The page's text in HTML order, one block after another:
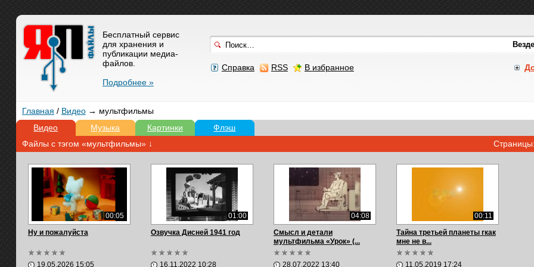
Справка RSS В избранное
Бесплатный сервис
для хранения и
публикации медиа-
файлов.
Подробнее »
Главная / Видео→ мультфильмы
Видео
Музыка Картинки Флэш
Файлы с тэгом «мультфильмы» ↓
Страницы:
00:05
Ну и пожалуйста
19.05.2026 15:05
01:00
Озвучка Дисней 1941 год
16.11.2022 10:28
04:08
Смысл и детали
мультфильма «Урок» (...
28.07.2022 13:40
00:11
Тайна третьей планеты rкак
мне не в...
11.05.2019 17:24